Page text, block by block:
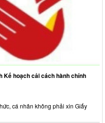
Kế hoạch cải cách hành chính
cá nhân không phải xin Giấy